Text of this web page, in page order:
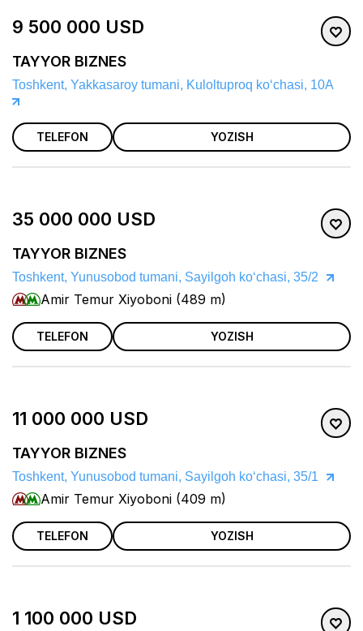
9 500 000 USD
TAYYOR BIZNES
Toshkent, Yakkasaroy tumani, Kuloltuproq koʻchasi, 10A
TELEFON YOZISH
35 000 000 USD
TAYYOR BIZNES
Toshkent, Yunusobod tumani, Sayilgoh koʻchasi, 35/2
Amir Temur Xiyoboni (489 m)
TELEFON YOZISH
11 000 000 USD
TAYYOR BIZNES
Toshkent, Yunusobod tumani, Sayilgoh koʻchasi, 35/1
Amir Temur Xiyoboni (409 m)
TELEFON YOZISH
1 100 000 USD